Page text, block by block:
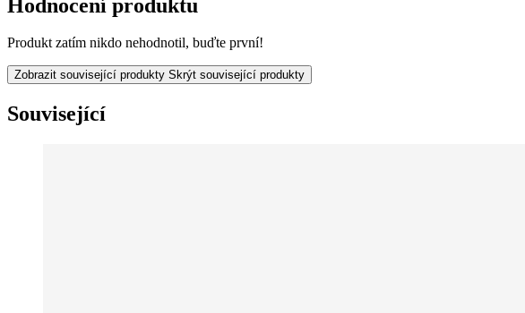
Hodnocení produktu
Produkt zatím nikdo nehodnotil, buďte první!
Zobrazit související produkty Skrýt související produkty
Související